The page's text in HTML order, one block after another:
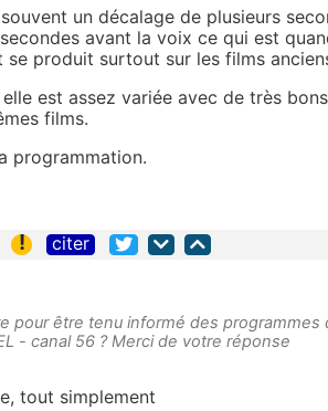
un décalage de plusieurs
avant la voix ce qui est
produit surtout sur les films
est assez variée avec de très
films.
programmation.
! citer
pour être tenu informé des programmes
- canal 56 ? Merci de votre réponse
tout simplement